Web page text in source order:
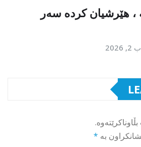
، هێرشیان کردە سەر
2026
بە *